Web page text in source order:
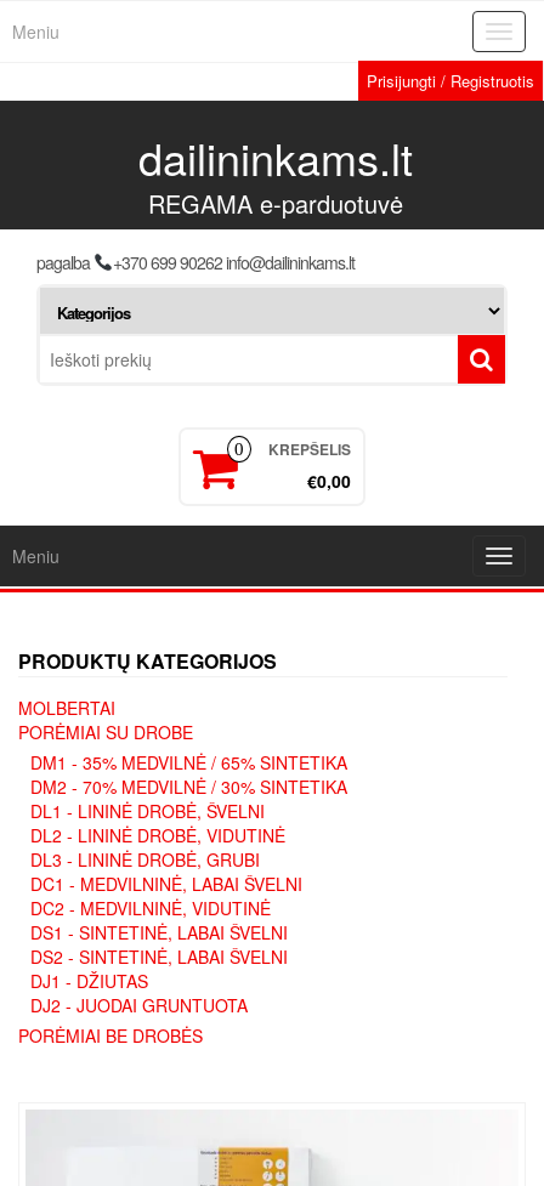
Meniu
Prisijungti / Registruotis
dailininkams.lt
REGAMA e-parduotuvė
pagalba +370 699 90262 info@dailininkams.lt
0 KREPŠELIS
€0,00
Meniu
PRODUKTŲ KATEGORIJOS
MOLBERTAI
PORĖMIAI SU DROBE
DM1 - 35% MEDVILNĖ / 65% SINTETIKA
DM2 - 70% MEDVILNĖ / 30% SINTETIKA
DL1 - LININĖ DROBĖ, ŠVELNI
DL2 - LININĖ DROBĖ, VIDUTINĖ
DL3 - LININĖ DROBĖ, GRUBI
DC1 - MEDVILNINĖ, LABAI ŠVELNI
DC2 - MEDVILNINĖ, VIDUTINĖ
DS1 - SINTETINĖ, LABAI ŠVELNI
DS2 - SINTETINĖ, LABAI ŠVELNI
DJ1 - DŽIUTAS
DJ2 - JUODAI GRUNTUOTA
PORĖMIAI BE DROBĖS